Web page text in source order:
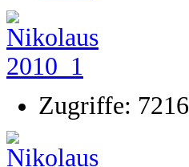
Zugriffe: 7216